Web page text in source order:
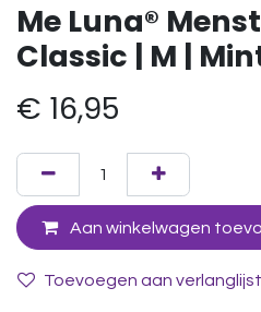
Me Luna®
Classic | M |
€ 16,95
Aan winkelwagen
Toevoegen aan verlanglijst